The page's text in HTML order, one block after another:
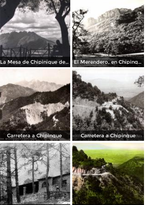
La Mesa de Chipinique de la Huasteca El Merendero, en Chipinque
Carretera a Chipinque Carretera a Chipinque